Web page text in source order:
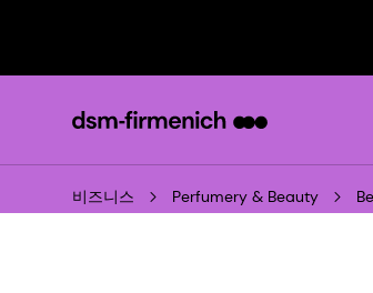
비즈니스 Perfumery & Beauty